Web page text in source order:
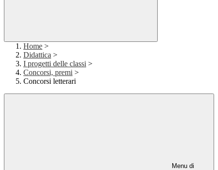
Home >
Didattica >
I progetti delle classi >
Concorsi, premi >
Concorsi letterari
Menu di